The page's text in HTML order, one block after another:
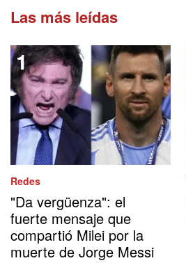
Las más leídas
Redes
"Da vergüenza": el
fuerte mensaje que
compartió Milei por la
muerte de Jorge Messi